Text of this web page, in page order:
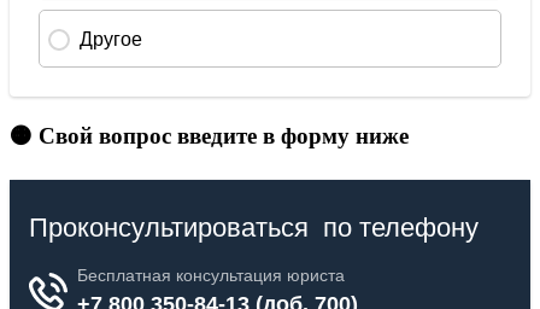
🟠 Свой вопрос введите в форму ниже